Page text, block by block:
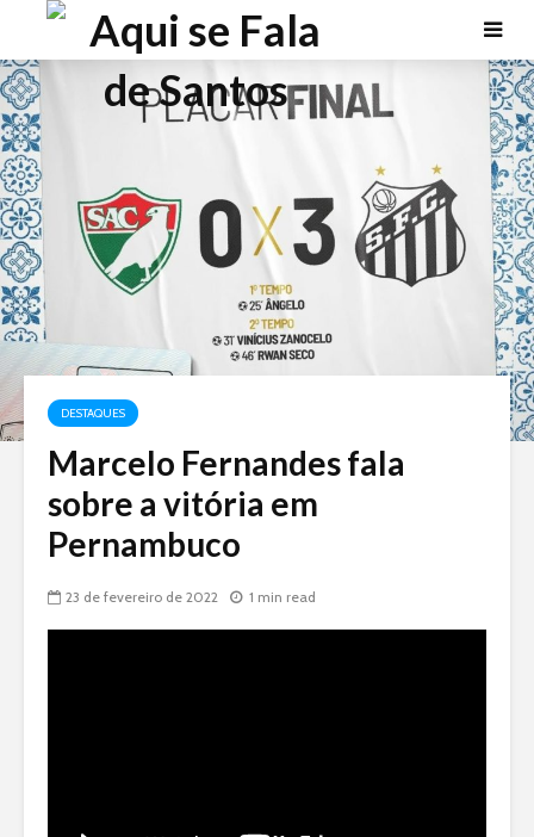
DESTAQUES
Marcelo Fernandes fala
sobre a vitória em
Pernambuco
23 de fevereiro de 2022 1 min read